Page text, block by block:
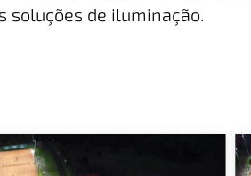
soluções de iluminação.